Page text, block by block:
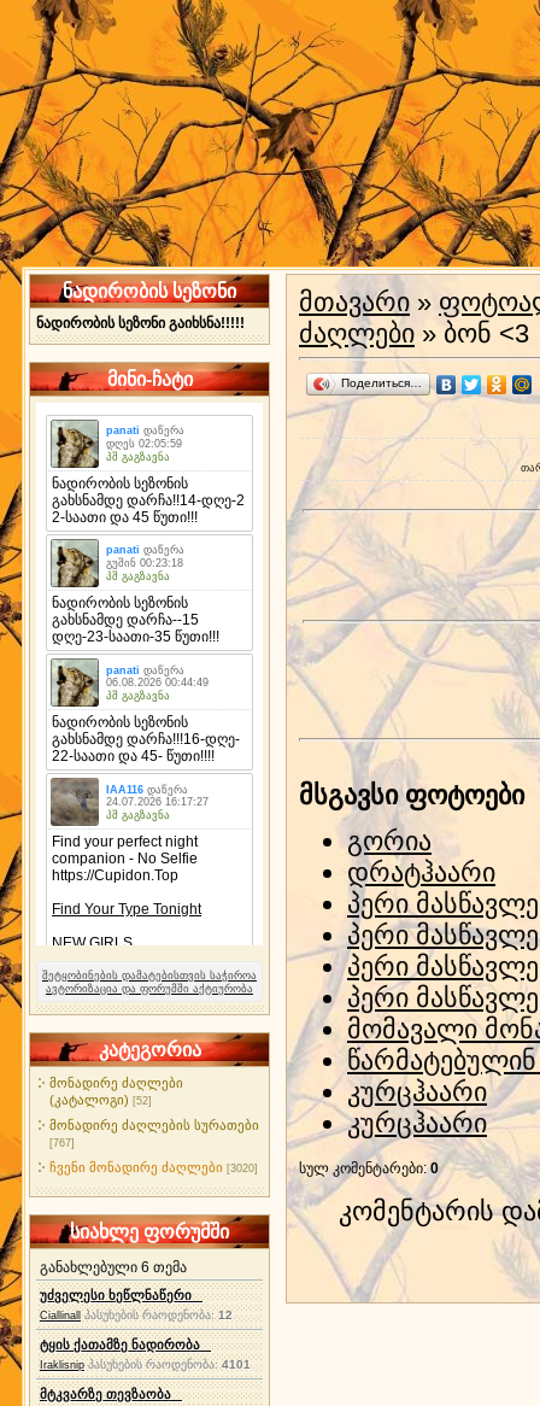
ნადირობის სეზონი
ნადირობის სეზონი გაიხსნა!!!!!
მინი-ჩატი
შეტყობინების დამატებისთვის საჭიროა
ავტორიზაცია და ფორუმში აქტიურობა
კატეგორია
მონადირე ძაღლები
(კატალოგი) [52]
მონადირე ძაღლების სურათები
[767]
ჩვენი მონადირე ძაღლები [3020]
სიახლე ფორუმში
განახლებული 6 თემა
უძველესი ხეწლნაწერი
Ciallinall პასუხების რაოდენობა:12
ტყის ქათამზე ნადირობა
Iraklisnip პასუხების რაოდენობა: 4101
მტკვარზე თევზაობა
მთავარი »
ძაღლები » ბონ <3
Поделиться…
მსგავსი ფოტოები
გორია
დრატჰაარი
პერი
პერი
პერი
პერი
მომავალი
წარმატებულინ
კურცჰაარი
კურცჰაარი
სულ კომენტარები:0
კომენტარის